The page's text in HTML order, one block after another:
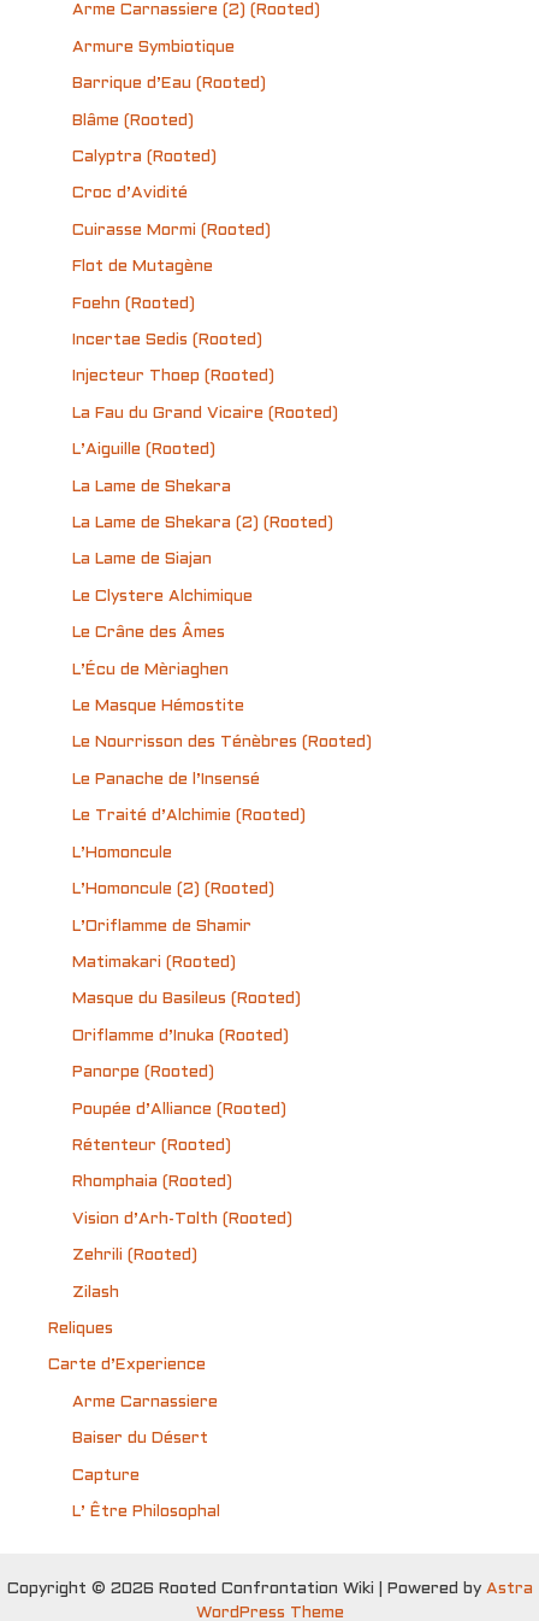
Arme Carnassiere (2) (Rooted)
Armure Symbiotique
Barrique d’Eau (Rooted)
Blâme (Rooted)
Calyptra (Rooted)
Croc d’Avidité
Cuirasse Mormi (Rooted)
Flot de Mutagène
Foehn (Rooted)
Incertae Sedis (Rooted)
Injecteur Thoep (Rooted)
La Fau du Grand Vicaire (Rooted)
L’Aiguille (Rooted)
La Lame de Shekara
La Lame de Shekara (2) (Rooted)
La Lame de Siajan
Le Clystere Alchimique
Le Crâne des Âmes
L’Écu de Mèriaghen
Le Masque Hémostite
Le Nourrisson des Ténèbres (Rooted)
Le Panache de l’Insensé
Le Traité d’Alchimie (Rooted)
L’Homoncule
L’Homoncule (2) (Rooted)
L’Oriflamme de Shamir
Matimakari (Rooted)
Masque du Basileus (Rooted)
Oriflamme d’Inuka (Rooted)
Panorpe (Rooted)
Poupée d’Alliance (Rooted)
Rétenteur (Rooted)
Rhomphaia (Rooted)
Vision d’Arh-Tolth (Rooted)
Zehrili (Rooted)
Zilash
Reliques
Carte d’Experience
Arme Carnassiere
Baiser du Désert
Capture
L’ Être Philosophal
Copyright © 2026 Rooted Confrontation Wiki | Powered by Astra
WordPress Theme